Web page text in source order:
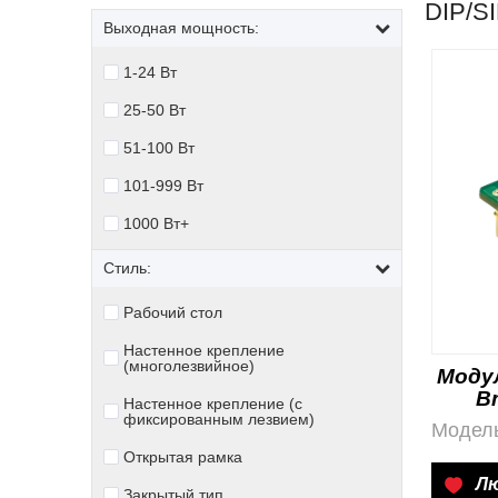
Выходная мощность:
1-24 Вт
25-50 Вт
51-100 Вт
101-999 Вт
1000 Вт+
Стиль:
Рабочий стол
Настенное крепление
(многолезвийное)
Настенное крепление (с
фиксированным лезвием)
Открытая рамка
DIP/